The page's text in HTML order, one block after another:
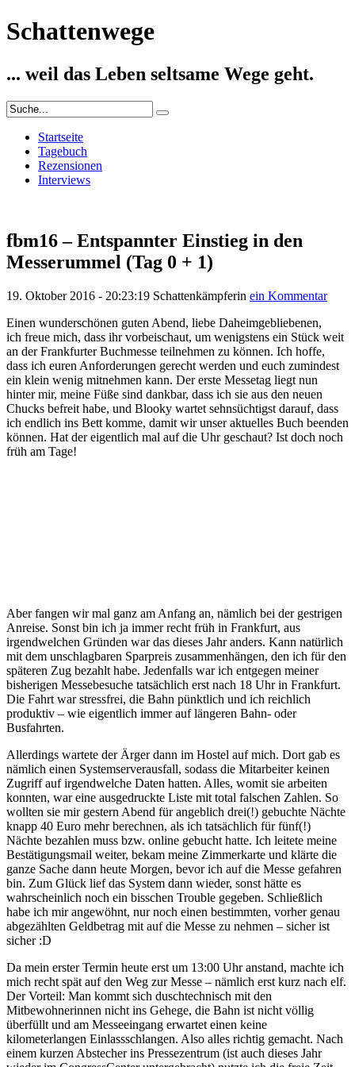
Schattenwege
... weil das Leben seltsame Wege geht.
Startseite
Tagebuch
Rezensionen
Interviews
fbm16 – Entspannter Einstieg in den
Messerummel (Tag 0 + 1)
19. Oktober 2016 - 20:23:19 Schattenkämpferin ein Kommentar
Einen wunderschönen guten Abend, liebe Daheimgebliebenen,
ich freue mich, dass ihr vorbeischaut, um wenigstens ein Stück weit
an der Frankfurter Buchmesse teilnehmen zu können. Ich hoffe,
dass ich euren Anforderungen gerecht werden und euch zumindest
ein klein wenig mitnehmen kann. Der erste Messetag liegt nun
hinter mir, meine Füße sind dankbar, dass ich sie aus den neuen
Chucks befreit habe, und Blooky wartet sehnsüchtigst darauf, dass
ich endlich ins Bett komme, damit wir unser aktuelles Buch beenden
können. Hat der eigentlich mal auf die Uhr geschaut? Ist doch noch
früh am Tage!
Aber fangen wir mal ganz am Anfang an, nämlich bei der gestrigen
Anreise. Sonst bin ich ja immer recht früh in Frankfurt, aus
irgendwelchen Gründen war das dieses Jahr anders. Kann natürlich
mit dem unschlagbaren Sparpreis zusammenhängen, den ich für den
späteren Zug bezahlt habe. Jedenfalls war ich entgegen meiner
bisherigen Messebesuche tatsächlich erst nach 18 Uhr in Frankfurt.
Die Fahrt war stressfrei, die Bahn pünktlich und ich reichlich
produktiv – wie eigentlich immer auf längeren Bahn- oder
Busfahrten.
Allerdings wartete der Ärger dann im Hostel auf mich. Dort gab es
nämlich einen Systemserverausfall, sodass die Mitarbeiter keinen
Zugriff auf irgendwelche Daten hatten. Alles, womit sie arbeiten
konnten, war eine ausgedruckte Liste mit total falschen Zahlen. So
wollten sie mir gestern Abend für angeblich drei(!) gebuchte Nächte
knapp 40 Euro mehr berechnen, als ich tatsächlich für fünf(!)
Nächte bezahlen muss bzw. online gebucht hatte. Ich leitete meine
Bestätigungsmail weiter, bekam meine Zimmerkarte und klärte die
ganze Sache dann heute Morgen, bevor ich auf die Messe gefahren
bin. Zum Glück lief das System dann wieder, sonst hätte es
wahrscheinlich noch ein bisschen Trouble gegeben. Schließlich
habe ich mir angewöhnt, nur noch einen bestimmten, vorher genau
abgezählten Geldbetrag mit auf die Messe zu nehmen – sicher ist
sicher :D
Da mein erster Termin heute erst um 13:00 Uhr anstand, machte ich
mich recht spät auf den Weg zur Messe – nämlich erst kurz nach elf.
Der Vorteil: Man kommt sich duschtechnisch mit den
Mitbewohnerinnen nicht ins Gehege, die Bahn ist nicht völlig
überfüllt und am Messeeingang erwartet einen keine
kilometerlangen Einlassschlangen. Also alles richtig gemacht. Nach
einem kurzen Abstecher ins Pressezentrum (ist auch dieses Jahr